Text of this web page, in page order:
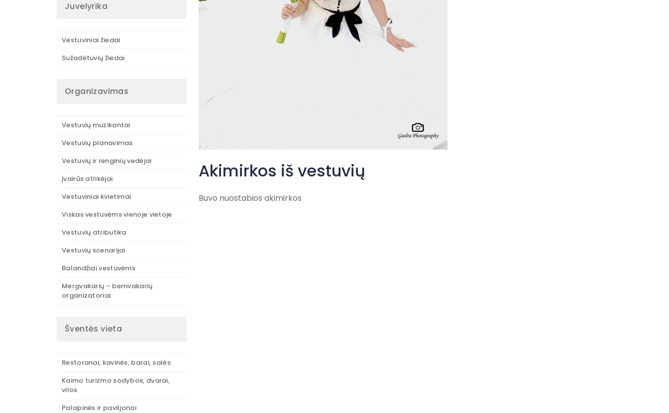
Juvelyrika
Vestuviniai žiedai
Sužadėtuvių žiedai
Organizavimas
Vestuvių muzikantai
Vestuvių planavimas
Vestuvių ir renginių vedėjai
Įvairūs atlikėjai
Vestuviniai kvietimai
Viskas vestuvėms vienoje vietoje
Vestuvių atributika
Vestuvių scenarijai
Balandžiai vestuvėms
Mergvakarių – bernvakarių
organizatoriai
Šventės vieta
Restoranai, kavinės, barai, salės
Kaimo turizmo sodybos, dvarai,
vilos
Palapinės ir paviljonai
Akimirkos iš vestuvių
Buvo nuostabios akimirkos